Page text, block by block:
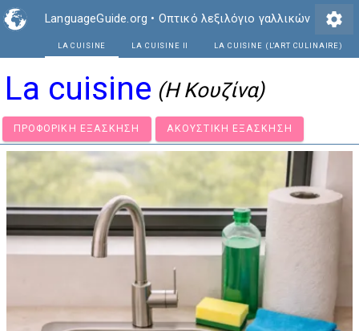
LanguageGuide.org • Οπτικό λεξιλόγιο γαλλικών settings
La cuisine (Η Κουζίνα)
ΠΡΟΦΟΡΙΚΉ ΕΞΆΣΚΗΣΗ ΑΚΟΥΣΤΙΚΉ ΕΞΆΣΚΗΣΗ